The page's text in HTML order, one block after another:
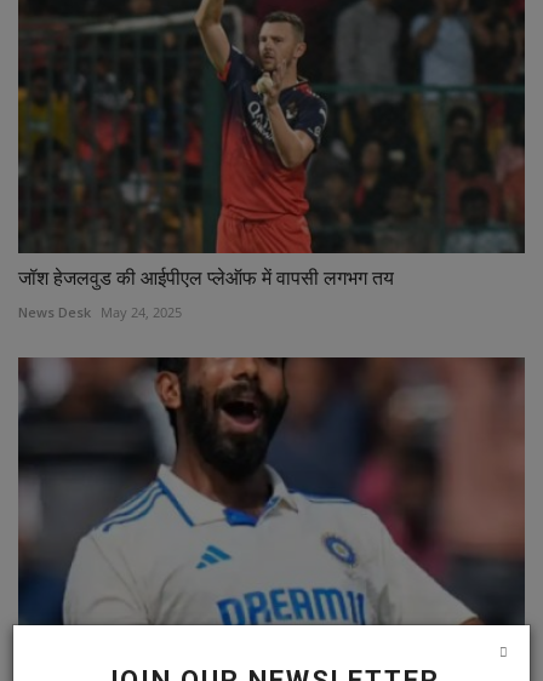
जॉश हेजलवुड की आईपीएल प्लेऑफ में वापसी लगभग तय
News Desk May 24, 2025